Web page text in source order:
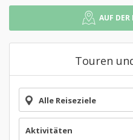
AUF DER
Touren
Alle Reiseziele
Aktivitäten